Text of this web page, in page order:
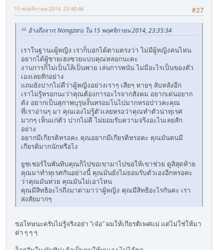
#27
15 พฤศจิกายน 2014, 23:40:46
อ้างถึงจาก: Nongzaru ใน 15 พฤศจิกายน 2014, 23:35:34
เราในฐานะผู้หญิง เราก็บอกได้ตามตรงว่า ไม่มีผู้หญิงคนไหน
อยากได้ผู้ชายเฮงซวยแบบคุณหลอกนะคะ
งานการก็ไม่เป็นโล้เป็นพาย เล่นการพนัน ไม่มีอะไรเป็นของตัว
เองเลยสักอย่าง
แถมยังปากไม่ดีว่าผู้หญิงอย่างเราๆ เสียๆ หายๆ ลับหลังอีก
เราไม่รู้หรอกนะว่าคุณต้องการอะไรจากสังคม อยากเด่นอยาก
ดัง อยากเป็นสุภาพบุรุษงั้นหรอมโนไปมากหรอป่าวคะคุณ
ที่เราอ่านๆ มา คุณเองไม่รู้ตัวเลยหรอว่าคุณทำตัวน่าทุเรศ
มากๆ เห็นแก่ตัว ปากไม่ดี ไม่ยอมรับความจริงอะไนเลยสัก
อย่าง
อยากมีเกียรติหรอคะ คุณอยากมีเกียรติหรอคะ คุณมันคนมี
เกียรติมากนักหรือไง
ยูชเชอร์ในพันทิบคุณก็ไปขอเขามาไปขอให้เขาช่วย ดูสิสุดท้าย
คุณมาทำทุเรศกันอย่างนี้ คุณมันยังไม่ยอมรับตัวเองอีกหรอคะ
ว่าคุณมันห่วย คุณมันไม่เอาไหน
คุณมีสิทธิอะไรถึงมาด่ามาว่าผู้หญิง คุณมีสิทธิอะไรกันคะ เรา
สงสัยมากๆ
ขอโทษนะครับไม่รู้จริงอย่า "เจ๋อ" ผมให้เกียรติเพศแม่ แต่ไม่ใช่ให้มา
ด่า ๆ ๆ ๆ